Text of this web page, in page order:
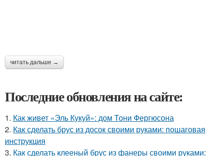
читать дальше →
Последние обновления на сайте:
1. Как живет «Эль Кукуй»: дом Тони Фергюсона
2. Как сделать брус из досок своими руками: пошаговая
инструкция
3. Как сделать клееный брус из фанеры своими руками: